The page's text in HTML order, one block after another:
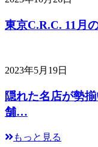
東京C.R.C. 11月
2023年5月19日
隠れた名店が勢
舗…
もっと見る